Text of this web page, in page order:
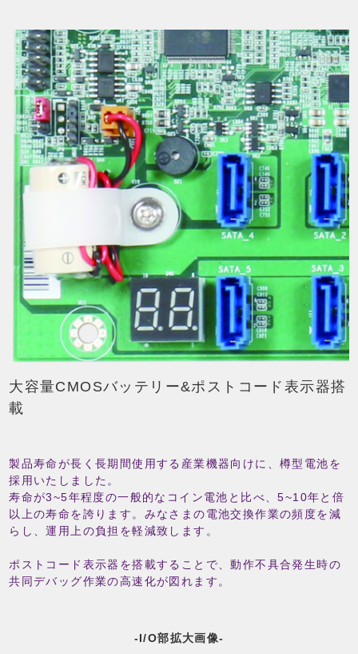
大容量CMOSバッテリー&ポストコード表示器搭
載
製品寿命が長く長期間使用する産業機器向けに、樽型電池を
採用いたしました。
寿命が3~5年程度の一般的なコイン電池と比べ、5~10年と倍
以上の寿命を誇ります。みなさまの電池交換作業の頻度を減
らし、運用上の負担を軽減致します。
ポストコード表示器を搭載することで、動作不具合発生時の
共同デバッグ作業の高速化が図れます。
-I/O部拡大画像-